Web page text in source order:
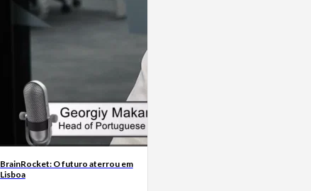
BrainRocket: O futuro aterrou em
Lisboa